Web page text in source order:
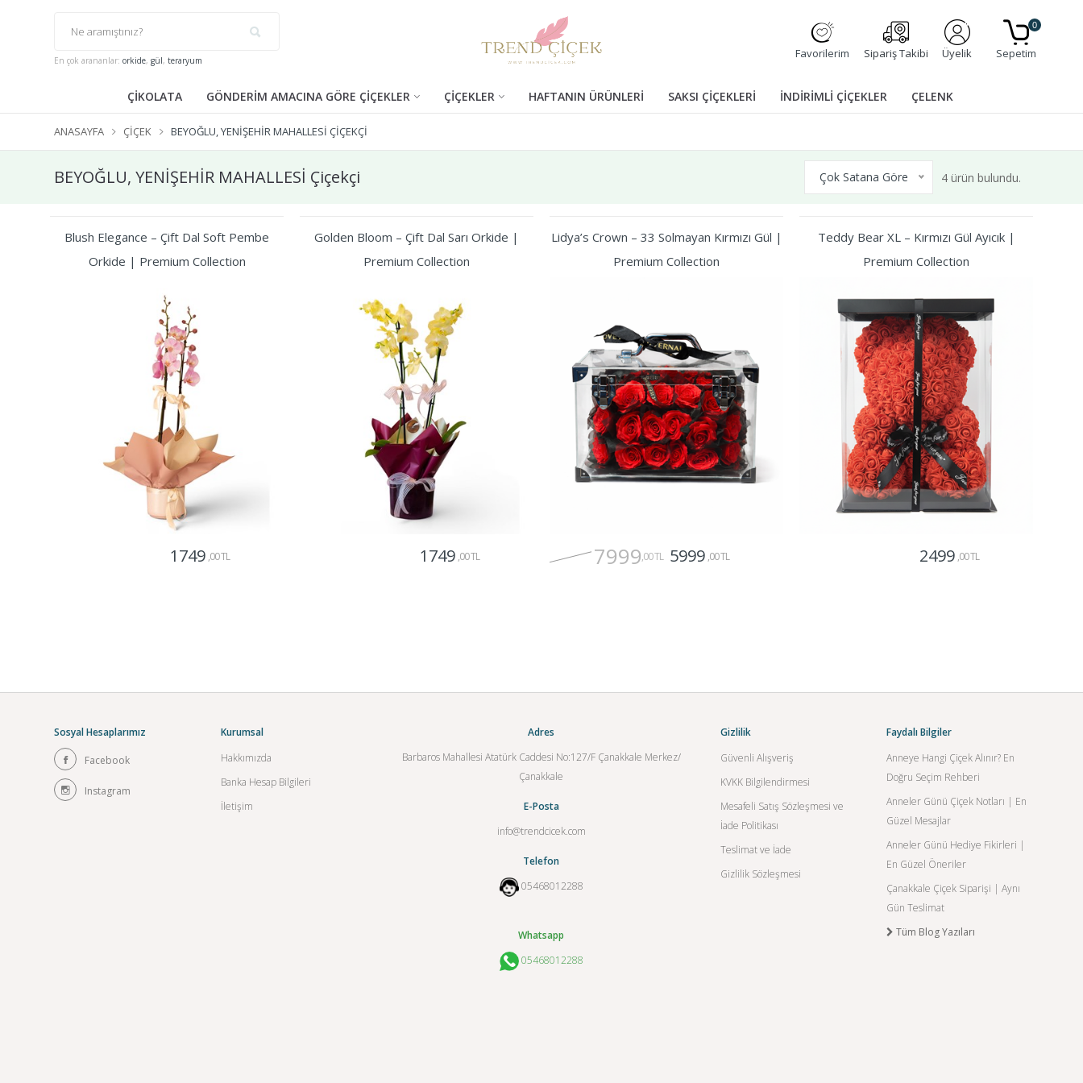
En çok arananlar: orkide, gül, teraryum Favorilerim Sipariş Takibi Üyelik Sepetim
0
ÇİKOLATA GÖNDERİM AMACINA GÖRE ÇİÇEKLER ÇİÇEKLER HAFTANIN ÜRÜNLERİ SAKSI ÇİÇEKLERİ İNDİRİMLİ ÇİÇEKLER ÇELENK
ANASAYFA ÇIÇEK BEYOĞLU, YENİŞEHİR MAHALLESİ ÇIÇEKÇI
BEYOĞLU, YENİŞEHİR MAHALLESİ Çiçekçi Çok Satana Göre 4 ürün bulundu.
Blush Elegance – Çift Dal Soft Pembe
Orkide | Premium Collection
1749 ,00 TL
Golden Bloom – Çift Dal Sarı Orkide |
Premium Collection
1749 ,00 TL
Lidya’s Crown – 33 Solmayan Kırmızı Gül |
Premium Collection
7999,00 TL 5999 ,00 TL
Teddy Bear XL – Kırmızı Gül Ayıcık |
Premium Collection
2499 ,00 TL
Sosyal Hesaplarımız
Facebook
Instagram
Kurumsal
Hakkımızda
Banka Hesap Bilgileri
İletişim
Adres
Barbaros Mahallesi Atatürk Caddesi No:127/F Çanakkale Merkez/
Çanakkale
E-Posta
info@trendcicek.com
Telefon
05468012288
Whatsapp
05468012288
Gizlilik
Güvenli Alışveriş
KVKK Bilgilendirmesi
Mesafeli Satış Sözleşmesi ve
İade Politikası
Teslimat ve İade
Gizlilik Sözleşmesi
Faydalı Bilgiler
Anneye Hangi Çiçek Alınır? En
Doğru Seçim Rehberi
Anneler Günü Çiçek Notları | En
Güzel Mesajlar
Anneler Günü Hediye Fikirleri |
En Güzel Öneriler
Çanakkale Çiçek Siparişi | Aynı
Gün Teslimat
Tüm Blog Yazıları